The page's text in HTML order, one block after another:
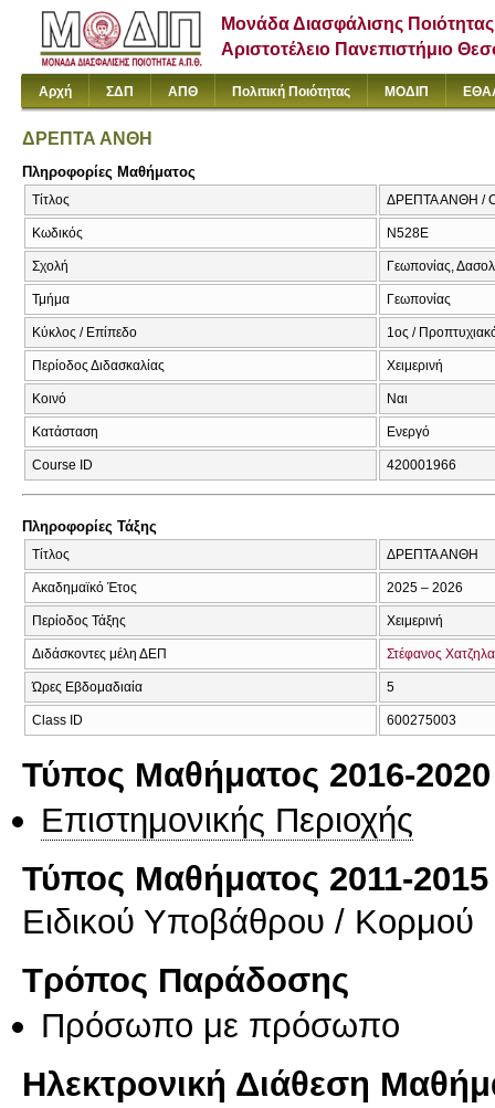
Μονάδα Διασφάλισης Ποιότητας
Αριστοτέλειο Πανεπιστήμιο
Αρχή ΣΔΠ ΑΠΘ Πολιτική Ποιότητας ΜΟΔΙΠ
ΔΡΕΠΤΑ ΑΝΘΗ
Πληροφορίες Μαθήματος
Τίτλος ΔΡΕΠΤΑ ΑΝΘΗ /
Κωδικός Ν528Ε
Σχολή Γεωπονίας,
Τμήμα Γεωπονίας
Κύκλος / Επίπεδο 1ος /
Περίοδος Διδασκαλίας Χειμερινή
Κοινό Ναι
Κατάσταση Ενεργό
Course ID 420001966
Πληροφορίες Τάξης
Τίτλος ΔΡΕΠΤΑ ΑΝΘΗ
Ακαδημαϊκό Έτος 2025 – 2026
Περίοδος Τάξης Χειμερινή
Διδάσκοντες μέλη ΔΕΠ Στέφανος
Ώρες Εβδομαδιαία 5
Class ID 600275003
Τύπος Μαθήματος 2016-2020
Επιστημονικής Περιοχής
Τύπος Μαθήματος 2011-2015
Ειδικού Υποβάθρου / Κορμού
Τρόπος Παράδοσης
Πρόσωπο με πρόσωπο
Ηλεκτρονική Διάθεση